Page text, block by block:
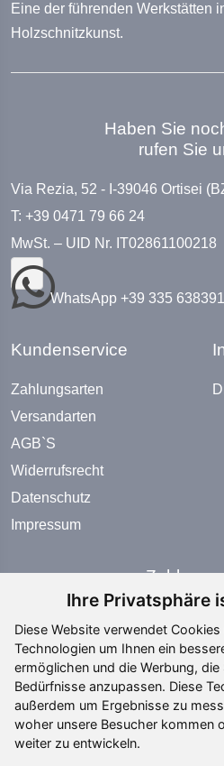
Ihre Privatsphäre
Diese Website verwendet Cookies
Technologien um Ihnen ein
ermöglichen und die Werbung,
Bedürfnisse anzupassen. Diese
außerdem um Ergebnisse zu
woher unsere Besucher kommen
weiter zu entwickeln.
Eine der führenden Werkstätten
Holzschnitzkunst.
Haben Sie
rufen Sie
Via Rezia, 52 - I-39046 Ortisei
T: +39 0471 79 66 24
MwSt. – UID Nr. IT02861100218
WhatsApp +39 335
Kundenservice
Zahlungsarten
Versandarten
AGB`S
Widerrufsrecht
Datenschutz
Impressum
Social